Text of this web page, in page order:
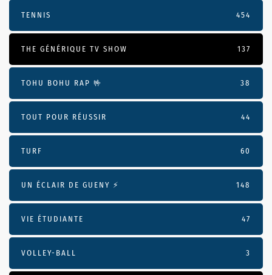
TENNIS 454
THE GÉNÉRIQUE TV SHOW 137
TOHU BOHU RAP 🤟 38
TOUT POUR RÉUSSIR 44
TURF 60
UN ÉCLAIR DE GUENY ⚡️ 148
VIE ÉTUDIANTE 47
VOLLEY-BALL 3